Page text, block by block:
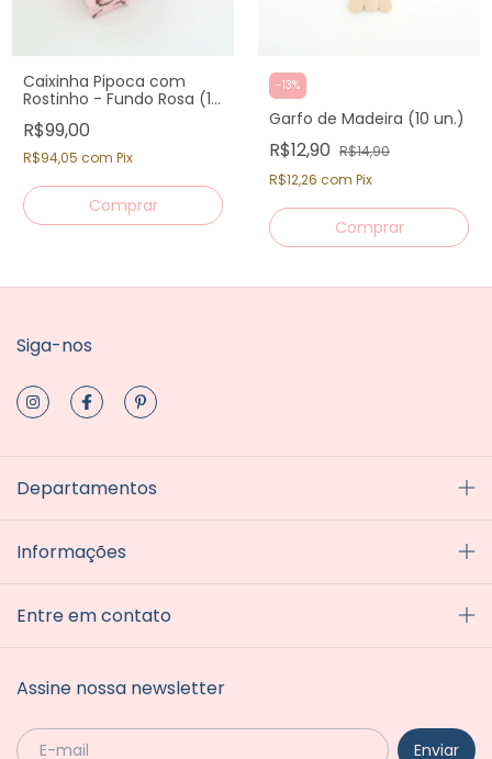
Caixinha Pipoca com
Rostinho - Fundo Rosa (12
un)
R$99,00
R$94,05 com Pix
-13%
Garfo de Madeira (10 un.)
R$12,90 R$14,90
R$12,26 com Pix
Siga-nos
Departamentos
Informações
Entre em contato
Assine nossa newsletter